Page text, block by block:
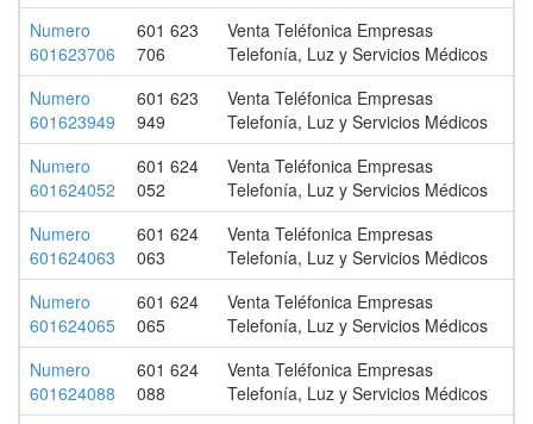
Numero
601623706
601 623
706
Venta Teléfonica Empresas
Telefonía, Luz y Servicios Médicos
Numero
601623949
601 623
949
Venta Teléfonica Empresas
Telefonía, Luz y Servicios Médicos
Numero
601624052
601 624
052
Venta Teléfonica Empresas
Telefonía, Luz y Servicios Médicos
Numero
601624063
601 624
063
Venta Teléfonica Empresas
Telefonía, Luz y Servicios Médicos
Numero
601624065
601 624
065
Venta Teléfonica Empresas
Telefonía, Luz y Servicios Médicos
Numero
601624088
601 624
088
Venta Teléfonica Empresas
Telefonía, Luz y Servicios Médicos